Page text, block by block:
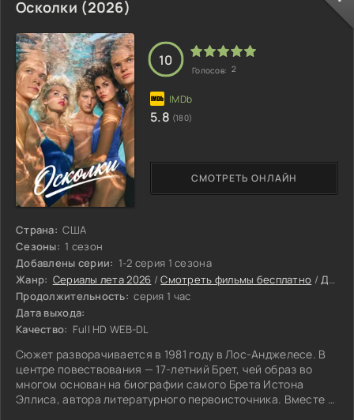
Осколки (2026)
Страна: США
Сезоны: 1 сезон
Добавлены серии: 1-2 серия 1 сезона
Жанр: Сериалы лета 2026 /Смотреть фильмы бесплатно /Драмы 2026
Продолжительность: серия 1 час
Дата выхода:
Качество: Full HD WEB-DL
Сюжет разворачивается в 1981 году в Лос-Анджелесе. В
центре повествования — 17-летний Брет, чей образ во
многом основан на биографии самого Брета Истона
Эллиса, автора литературного первоисточника. Вместе с
СМОТРЕТЬ ОНЛАЙН
10
Голосов: 2
5.8 (180)